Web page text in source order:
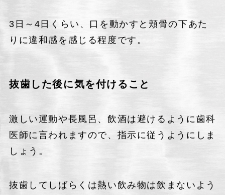
3日～4日くらい、口を動かすと頬骨の下あた
りに違和感を感じる程度です。
抜歯した後に気を付けること
激しい運動や長風呂、飲酒は避けるように歯科
医師に言われますので、指示に従うようにしま
しょう。
抜歯してしばらくは熱い飲み物は飲まないよう